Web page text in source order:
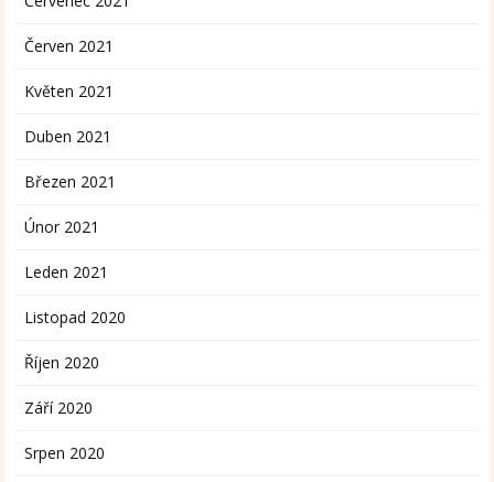
Červen 2021
Květen 2021
Duben 2021
Březen 2021
Únor 2021
Leden 2021
Listopad 2020
Říjen 2020
Září 2020
Srpen 2020